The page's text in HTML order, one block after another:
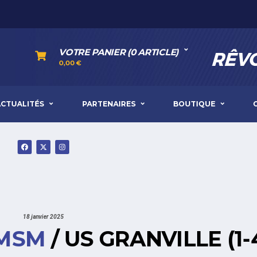
VOTRE PANIER (0 ARTICLE)
0,00€
PARTENAIRES BOUTIQUE
18 janvier 2025
/ US GRANVILLE